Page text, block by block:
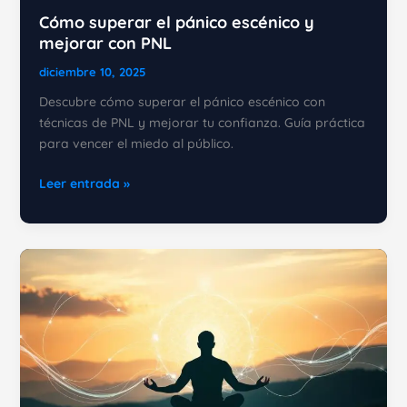
Cómo superar el pánico escénico y
mejorar con PNL
diciembre 10, 2025
Descubre cómo superar el pánico escénico con
técnicas de PNL y mejorar tu confianza. Guía práctica
para vencer el miedo al público.
Cómo
el
pánico
y
mejorar
con
PNL
Leer entrada »